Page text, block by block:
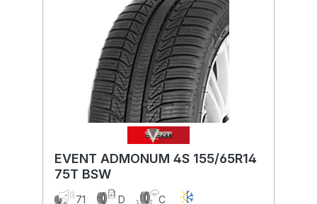
EVENT ADMONUM 4S 155/65R14
75T BSW
71 D
C